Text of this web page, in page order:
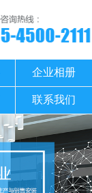
企业相册
联系我们